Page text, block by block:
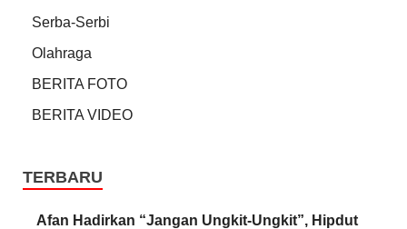
Serba-Serbi
Olahraga
BERITA FOTO
BERITA VIDEO
TERBARU
Afan Hadirkan “Jangan Ungkit-Ungkit”, Hipdut